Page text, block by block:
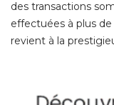
des transactions
effectuées à plus
revient à la